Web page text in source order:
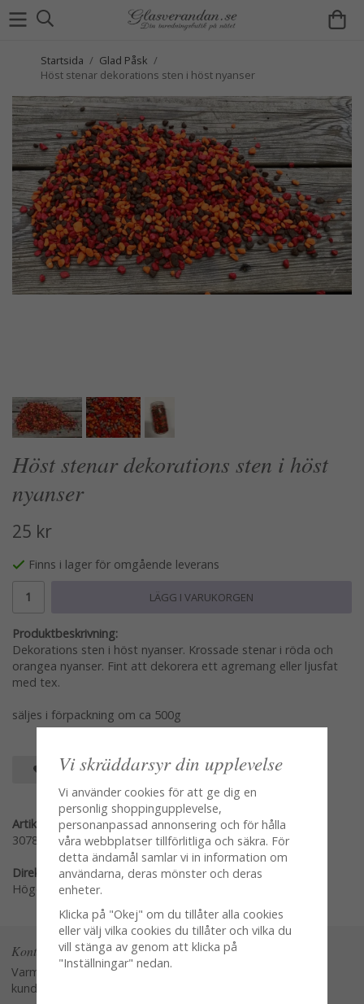
Startsida / Glad Påsk /
Höst stenar dekorations sten i höst nyanser
Höst stenar dekorations sten i höst
nyanser
25 kr
Finns i lager för omgående leverans
LÄGG I VARUKORGEN
Produktbeskrivning:
Dekorations sten i höst nyanser. Krossade stenar i röda och
orangea nyanser. Fint att dekorera ett agremang eller ljusfat
med tex.
säljes i förpackning om ca 500g
SPARA SOM FAVORIT
Artikelnummer:
3078-3
Direktlänk:
Högerklicka och kopiera adressen
Kontakta oss
Varmt välkommen att kontakta vår
kundtjänst.
Vi skräddarsyr din upplevelse
Vi använder cookies för att ge dig en
personlig shoppingupplevelse,
personanpassad annonsering och för hålla
våra webbplatser tillförlitliga och säkra. För
detta ändamål samlar vi in information om
användarna, deras mönster och deras
enheter.
Klicka på "Okej" om du tillåter alla cookies
eller välj vilka cookies du tillåter och vilka du
vill stänga av genom att klicka på
"Inställningar" nedan.